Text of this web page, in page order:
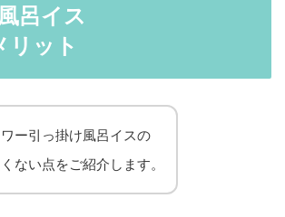
呂イス
リット
ワー引っ掛け風呂イスの
ない点をご紹介します。